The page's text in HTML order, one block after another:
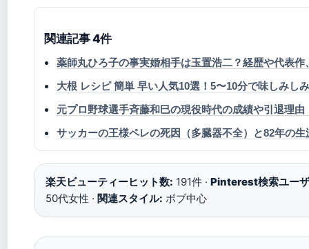
関連記事 4件
薬師丸ひろ子の事実婚相手は玉置浩二？経歴や代表
大根 レシピ 簡単 早い人気10選！5〜10分で味しみし
元プロ野球選手斉藤和巳の現役時代の成績や引退理
サッカーの王様ペレの死因（多臓器不全）と82年の
楽天ビューティーヒット数: 191件 · Pinterest検索ユー
50代女性 · 関連スタイル: ボブ中心